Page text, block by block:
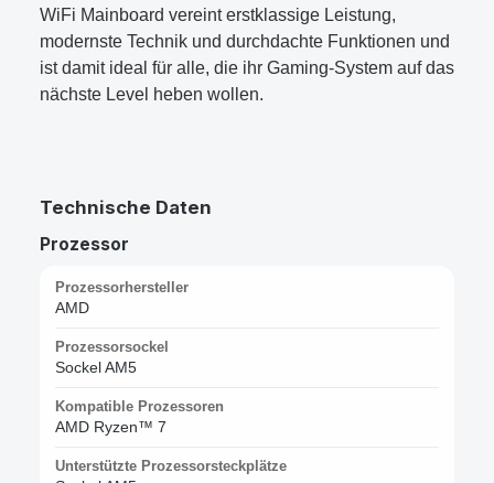
WiFi Mainboard vereint erstklassige Leistung,
modernste Technik und durchdachte Funktionen und
ist damit ideal für alle, die ihr Gaming-System auf das
nächste Level heben wollen.
Technische Daten
Prozessor
Prozessorhersteller
AMD
Prozessorsockel
Sockel AM5
Kompatible Prozessoren
AMD Ryzen™ 7
Unterstützte Prozessorsteckplätze